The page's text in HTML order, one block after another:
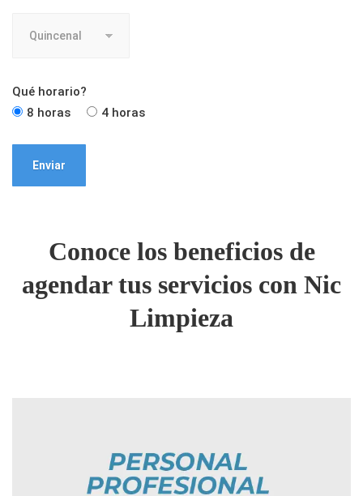
Qué horario?
8 horas
4 horas
Conoce los beneficios de
agendar tus servicios con Nic
Limpieza